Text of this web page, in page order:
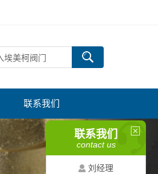
联系我们
联系我们
contact us
刘经理